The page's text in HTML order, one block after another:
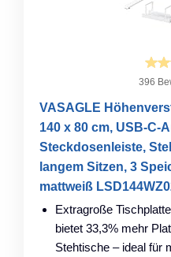
396
VASAGLE
140 x 80 cm, USB-C-
Steckdosenleiste,
langem Sitzen, 3
mattweiß
Extragroße
bietet 33,3% mehr
Stehtische – ideal für